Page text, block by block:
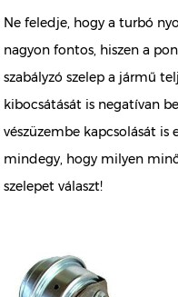
Ne feledje, hogy a turbó
nagyon fontos, hiszen a
szabályzó szelep a jármű
kibocsátását is negatívan
vészüzembe kapcsolását
mindegy, hogy milyen
szelepet választ!